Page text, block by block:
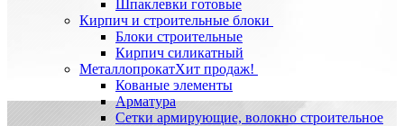
Шпаклевки готовые
Кирпич и строительные блоки
Блоки строительные
Кирпич силикатный
МеталлопрокатХит продаж!
Кованые элементы
Арматура
Сетки армирующие, волокно строительное